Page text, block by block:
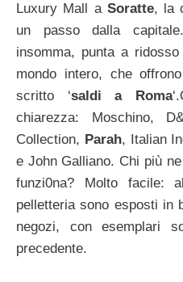
Luxury Mall a Soratte, la
un passo dalla
insomma, punta a
mondo intero, che
scritto ‘saldi a Roma
chiarezza: Moschino,
Collection, Parah, Italian
e John Galliano. Chi più
funzi0na? Molto facile:
pelletteria sono esposti in
negozi, con esemplari
precedente.